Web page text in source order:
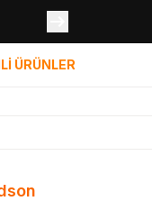
ÜRÜNLER